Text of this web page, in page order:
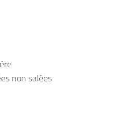
non salées